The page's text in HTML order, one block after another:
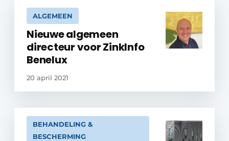
ALGEMEEN
Nieuwe algemeen
directeur voor ZinkInfo
Benelux
20 april 2021
BEHANDELING &
BESCHERMING